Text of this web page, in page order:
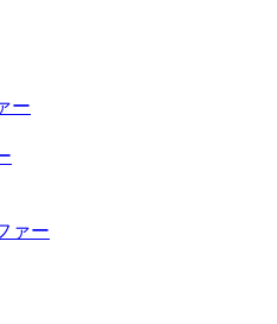
ー
ァー